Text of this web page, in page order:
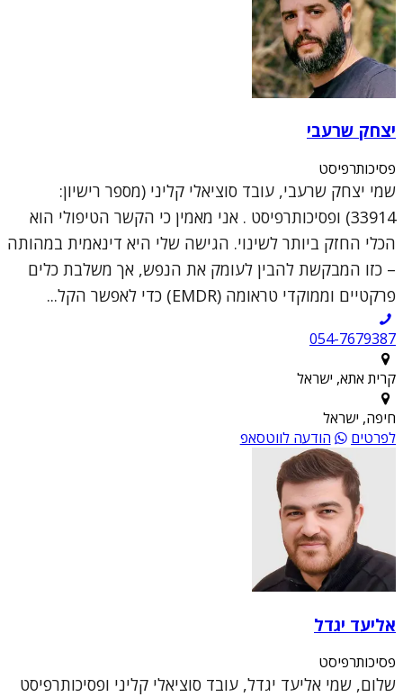
יצחק שרעבי
פסיכותרפיסט
שמי יצחק שרעבי, עובד סוציאלי קליני (מספר רישיון:
33914) ופסיכותרפיסט . אני מאמין כי הקשר הטיפולי הוא
הכלי החזק ביותר לשינוי. הגישה שלי היא דינאמית במהותה
– כזו המבקשת להבין לעומק את הנפש, אך משלבת כלים
פרקטיים וממוקדי טראומה (EMDR) כדי לאפשר הקל...
054-7679387
קרית אתא, ישראל
חיפה, ישראל
לפרטים
הודעה לווטסאפ
אליעד יגדל
פסיכותרפיסט
שלום, שמי אליעד יגדל, עובד סוציאלי קליני ופסיכותרפיסט